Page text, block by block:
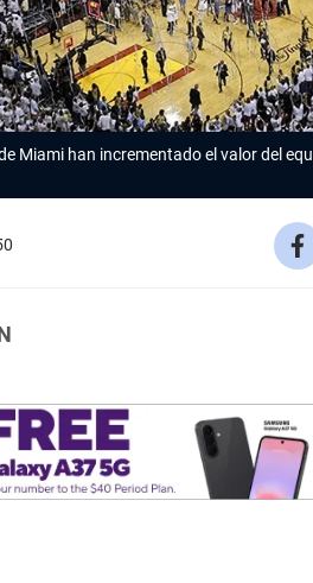
Miami han incrementado el valor del